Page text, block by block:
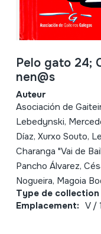
Pelo gato 24;
nen@s
Auteur
Asociación de
Lebedynski,
Díaz, Xurxo Souto,
Charanga "Vai de
Pancho Álvarez,
Nogueira, Magoia
Type de collection
Emplacement: V /